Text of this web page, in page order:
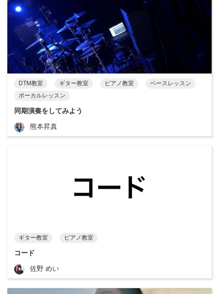
DTM教室 ギター教室 ピアノ教室
ベースレッスン
ボーカルレッスン
同期演奏をしてみよう
熊本昇真
ギター教室 ピアノ教室
コード
佐野 めい